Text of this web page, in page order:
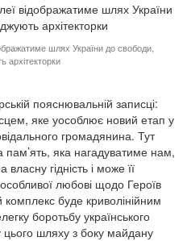
шлях України до свободи,
архітекторки
пояснювальній записці:
яке уособлює новий етап у
громадянина. Тут
яка нагадуватиме нам,
гідність і може її
любові щодо Героїв
буде криволінійним
боротьбу українського
шляху з боку майдану